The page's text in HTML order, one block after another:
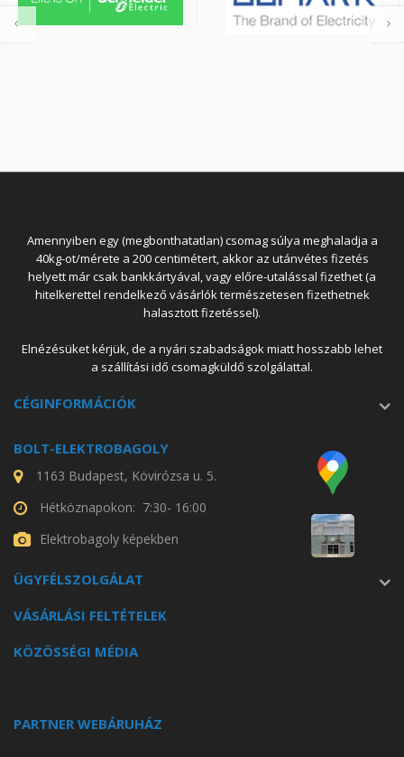
Amennyiben egy (megbonthatatlan) csomag súlya meghaladja a
40kg-ot/mérete a 200 centimétert, akkor az utánvétes fizetés
helyett már csak bankkártyával, vagy előre-utalással fizethet (a
hitelkerettel rendelkező vásárlók természetesen fizethetnek
halasztott fizetéssel).
Elnézésüket kérjük, de a nyári szabadságok miatt hosszabb lehet
a szállítási idő csomagküldő szolgálattal.
CÉGINFORMÁCIÓK
BOLT-ELEKTROBAGOLY
1163 Budapest, Kövirózsa u. 5.
Hétköznapokon: 7:30- 16:00
Elektrobagoly képekben
ÜGYFÉLSZOLGÁLAT
VÁSÁRLÁSI FELTÉTELEK
KÖZÖSSÉGI MÉDIA
PARTNER WEBÁRUHÁZ